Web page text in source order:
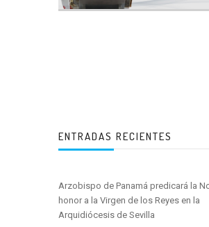
ENTRADAS RECIENTES
Arzobispo de Panamá predicará la
honor a la Virgen de los Reyes en la
Arquidiócesis de Sevilla